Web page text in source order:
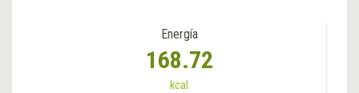
Energía
168.72
kcal